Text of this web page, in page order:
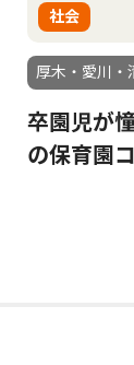
社会
厚木・愛川・
卒園児が
の保育園